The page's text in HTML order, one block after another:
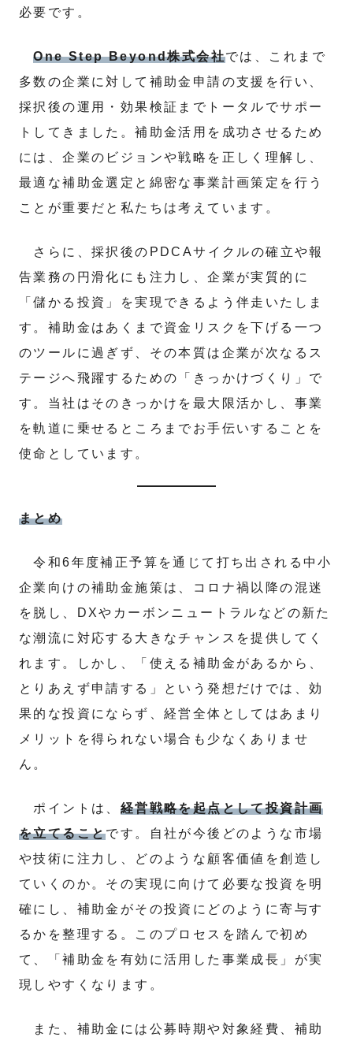
必要です。
One Step Beyond株式会社では、これまで
多数の企業に対して補助金申請の支援を行い、
採択後の運用・効果検証までトータルでサポー
トしてきました。補助金活用を成功させるため
には、企業のビジョンや戦略を正しく理解し、
最適な補助金選定と綿密な事業計画策定を行う
ことが重要だと私たちは考えています。
さらに、採択後のPDCAサイクルの確立や報
告業務の円滑化にも注力し、企業が実質的に
「儲かる投資」を実現できるよう伴走いたしま
す。補助金はあくまで資金リスクを下げる一つ
のツールに過ぎず、その本質は企業が次なるス
テージへ飛躍するための「きっかけづくり」で
す。当社はそのきっかけを最大限活かし、事業
を軌道に乗せるところまでお手伝いすることを
使命としています。
まとめ
令和6年度補正予算を通じて打ち出される中小
企業向けの補助金施策は、コロナ禍以降の混迷
を脱し、DXやカーボンニュートラルなどの新た
な潮流に対応する大きなチャンスを提供してく
れます。しかし、「使える補助金があるから、
とりあえず申請する」という発想だけでは、効
果的な投資にならず、経営全体としてはあまり
メリットを得られない場合も少なくありませ
ん。
ポイントは、 経営戦略を起点として投資計画
を立てることです。自社が今後どのような市場
や技術に注力し、どのような顧客価値を創造し
ていくのか。その実現に向けて必要な投資を明
確にし、補助金がその投資にどのように寄与す
るかを整理する。このプロセスを踏んで初め
て、「補助金を有効に活用した事業成長」が実
現しやすくなります。
また、補助金には公募時期や対象経費、補助